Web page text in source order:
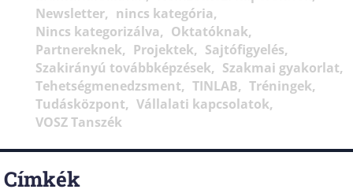
Newsletter
nincs kategória
Nincs kategorizálva
Oktatóknak
Partnereknek
Projektek
Sajtófigyelés
Szakirányú továbbképzések
Szakmai gyakorlat
Tehetségmenedzsment
TINLAB
Tréningek
Tudásközpont
Vállalati kapcsolatok
VOSZ Tanszék
Címkék